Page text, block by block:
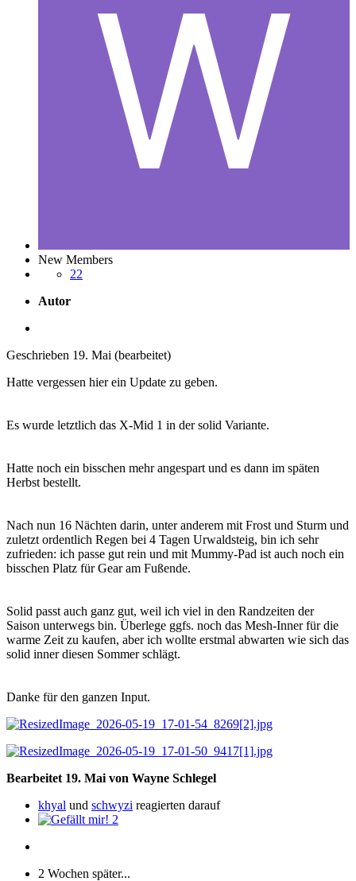
New Members
22
Autor
Geschrieben 19. Mai (bearbeitet)
Hatte vergessen hier ein Update zu geben.
Es wurde letztlich das X-Mid 1 in der solid Variante.
Hatte noch ein bisschen mehr angespart und es dann im späten
Herbst bestellt.
Nach nun 16 Nächten darin, unter anderem mit Frost und Sturm und
zuletzt ordentlich Regen bei 4 Tagen Urwaldsteig, bin ich sehr
zufrieden: ich passe gut rein und mit Mummy-Pad ist auch noch ein
bisschen Platz für Gear am Fußende.
Solid passt auch ganz gut, weil ich viel in den Randzeiten der
Saison unterwegs bin. Überlege ggfs. noch das Mesh-Inner für die
warme Zeit zu kaufen, aber ich wollte erstmal abwarten wie sich das
solid inner diesen Sommer schlägt.
Danke für den ganzen Input.
Bearbeitet 19. Mai von Wayne Schlegel
khyal und schwyzi reagierten darauf
2
2 Wochen später...